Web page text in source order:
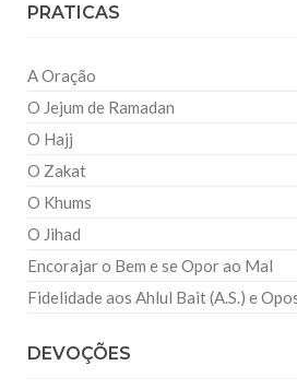
PRATICAS
A Oração
O Jejum de Ramadan
O Hajj
O Zakat
O Khums
O Jihad
Encorajar o Bem e se Opor ao Mal
Fidelidade aos Ahlul Bait (A.S.) e
DEVOÇÕES